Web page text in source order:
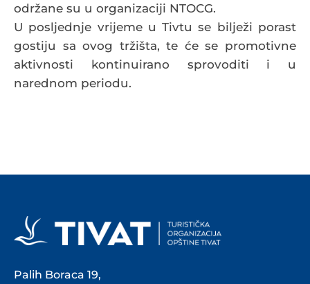
održane su u organizaciji NTOCG.
U posljednje vrijeme u Tivtu se bilježi porast
gostiju sa ovog tržišta, te će se promotivne
aktivnosti kontinuirano sprovoditi i u
narednom periodu.
Palih Boraca 19,